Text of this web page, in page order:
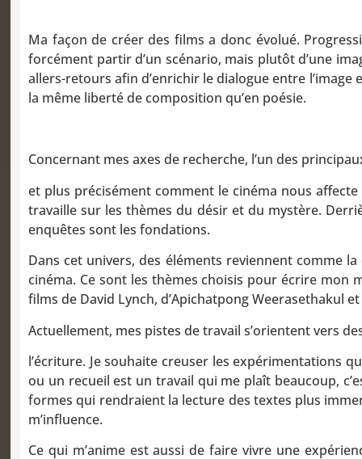
Ma façon de créer des films a donc évolué.
forcément partir d’un scénario, mais plutôt d’une
allers-retours afin d’enrichir le dialogue entre
la même liberté de composition qu’en poésie.
Concernant mes axes de recherche, l’un des
et plus précisément comment le cinéma nous
travaille sur les thèmes du désir et du mystère.
enquêtes sont les fondations.
Dans cet univers, des éléments reviennent comme
cinéma. Ce sont les thèmes choisis pour écrire mon
films de David Lynch, d’Apichatpong Weerasethakul
Actuellement, mes pistes de travail s’orientent vers
l’écriture. Je souhaite creuser les expérimentations
ou un recueil est un travail qui me plaît beaucoup,
formes qui rendraient la lecture des textes plus
m’influence.
Ce qui m’anime est aussi de faire vivre une